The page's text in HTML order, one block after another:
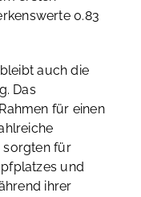
0.83
auch die
Das
für einen
sorgten für
und
ihrer